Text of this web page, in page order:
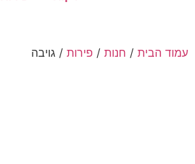
עמוד הבית / חנות / פירות / גויבה